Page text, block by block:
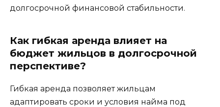
долгосрочной финансовой стабильности.
Как гибкая аренда влияет на
бюджет жильцов в долгосрочной
перспективе?
Гибкая аренда позволяет жильцам
адаптировать сроки и условия найма под